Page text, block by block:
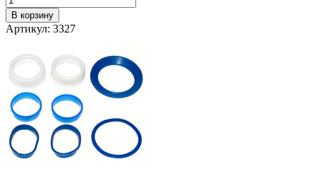
В корзину
Артикул: 3327